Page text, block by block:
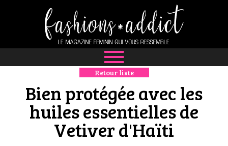
NEWS
MODE
LUXE
Retour liste
Bien protégée avec les
huiles essentielles de
Vetiver d'Haïti